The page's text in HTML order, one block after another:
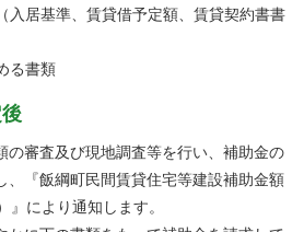
入居基準、賃貸借予定額、賃貸契約書書
る書類
の審査及び現地調査等を行い、補助金の
、『飯綱町民間賃貸住宅等建設補助金額
により通知します。